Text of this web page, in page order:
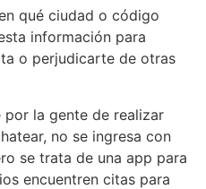
qué ciudad o código
información para
o perjudicarte de otras
por la gente de realizar
no se ingresa con
se trata de una app para
encuentren citas para